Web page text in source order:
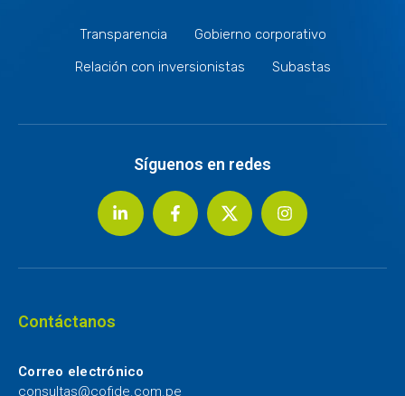
Transparencia
Gobierno corporativo
Relación con inversionistas
Subastas
Síguenos en redes
Contáctanos
Correo electrónico
consultas@cofide.com.pe